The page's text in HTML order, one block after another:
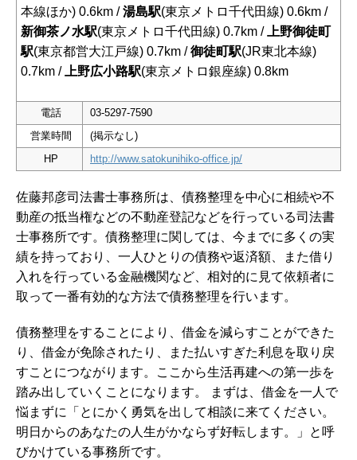
本線ほか) 0.6km /湯島駅(東京メトロ千代田線) 0.6km /
新御茶ノ水駅(東京メトロ千代田線) 0.7km /
上野御徒町
駅(東京都営大江戸線) 0.7km /御徒町駅(JR東北本線)
0.7km /
上野広小路駅(東京メトロ銀座線) 0.8km
電話
03-5297-7590
営業時間
(掲示なし)
HP
http://www.satokunihiko-office.jp/
佐藤邦彦司法書士事務所は、債務整理を中心に相続や不
動産の抵当権などの不動産登記などを行っている司法書
士事務所です。債務整理に関しては、今までに多くの実
績を持っており、一人ひとりの債務や返済額、また借り
入れを行っている金融機関など、相対的に見て依頼者に
取って一番有効的な方法で債務整理を行います。
債務整理をすることにより、借金を減らすことができた
り、借金が免除されたり、また払いすぎた利息を取り戻
すことにつながります。ここから生活再建への第一歩を
踏み出していくことになります。 まずは、借金を一人で
悩まずに「とにかく勇気を出して相談に来てください。
明日からのあなたの人生がかならず好転します。」と呼
びかけている事務所です。